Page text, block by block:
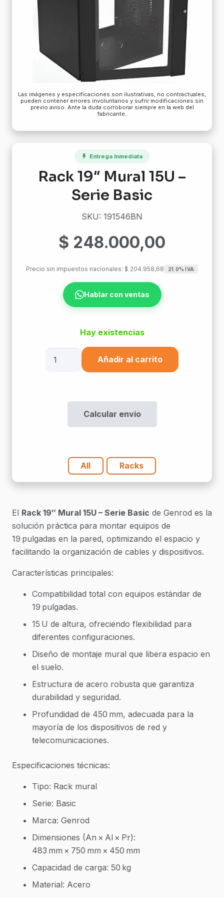
Las imágenes y especificaciones son ilustrativas, no contractuales,
pueden contener errores involuntarios y sufrir modificaciones sin
previo aviso. Ante la duda corroborar siempre en la web del
fabricante.
Entrega Inmediata
Rack 19″ Mural 15U –
Serie Basic
SKU: 191546BN
$ 248.000,00
Precio sin impuestos nacionales: $ 204.958,68 21.0% IVA
Hablar con ventas
Hay existencias
Añadir al carrito
Calcular envío
All Racks
El Rack 19″ Mural 15U – Serie Basic de Genrod es la
solución práctica para montar equipos de
19 pulgadas en la pared, optimizando el espacio y
facilitando la organización de cables y dispositivos.
Características principales:
Compatibilidad total con equipos estándar de
19 pulgadas.
15 U de altura, ofreciendo flexibilidad para
diferentes configuraciones.
Diseño de montaje mural que libera espacio en
el suelo.
Estructura de acero robusta que garantiza
durabilidad y seguridad.
Profundidad de 450 mm, adecuada para la
mayoría de los dispositivos de red y
telecomunicaciones.
Especificaciones técnicas:
Tipo: Rack mural
Serie: Basic
Marca: Genrod
Dimensiones (An × Al × Pr):
483 mm × 750 mm × 450 mm
Capacidad de carga: 50 kg
Material: Acero